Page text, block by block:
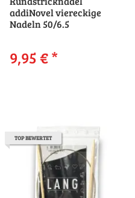
addiNovel viereckige
Nadeln 50/6.5
9,95 €*
TOP BEWERTET